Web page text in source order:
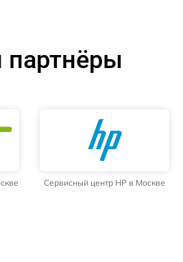
Сервисный центр HP в Москве